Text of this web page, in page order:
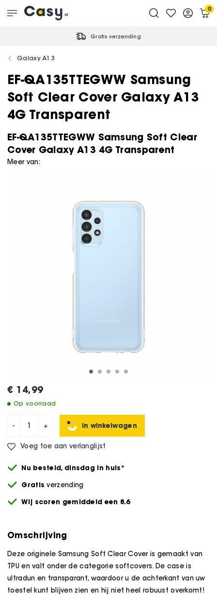
Gratis verzending
0
Galaxy A13
EF-QA135TTEGWW Samsung
Soft Clear Cover Galaxy A13
4G Transparent
EF-QA135TTEGWW Samsung Soft Clear
Cover Galaxy A13 4G Transparent
Meer van:
€ 14,99
Op voorraad
- + In winkelwagen
Voeg toe aan verlanglijst
Nu besteld, dinsdag in huis*
Gratis verzending
Wij scoren gemiddeld een 8.6
Omschrijving
Deze originele Samsung Soft Clear Cover is gemaakt van
TPU en valt onder de categorie softcovers. De case is
ultradun en transparant, waardoor u de achterkant van uw
toestel kunt blijven zien en hij niet heel robuust overkomt!